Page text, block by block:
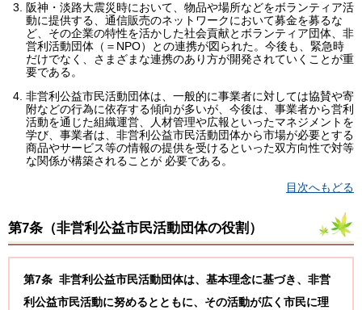
阪神・淡路大震災時において、物品や場所などをボランティア活
動に提供する、通信販売のネットワークにおいて募金を募るな
ど、その企業の特性を活かした社会貢献とボランティア団体、非
営利活動団体（＝NPO）との連携が図られた。今後も、緊急時
だけでなく、さまざまな連携のあり方が開発されていくことが重
要である。
非営利公益市民活動団体は、一般的に事業者に対しては協賛や寄
附などの行為に依存する傾向が多いが、今後は、事業者から営利
活動を通じた組織運営、人材管理や広報といったマネジメントを
学び、事業者は、非営利公益市民活動団体から市場が必要とする
商品やサービス等の情報の提供を受けるといった双方向性で対等
な関係が構築されることが 必要である。
目次へもどる
第7条（非営利公益市民活動団体の役割 ）
第7条 非営利公益市民活動団体は、基本理念に基づき、非営
利公益市民活動に努めるとともに、その活動が広く市民に理